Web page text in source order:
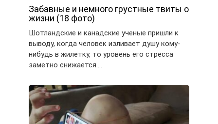
Забавные и немного грустные твиты о
жизни (18 фото)
Шотландские и канадские ученые пришли к
выводу, когда человек изливает душу кому-
нибудь в жилетку, то уровень его стресса
заметно снижается….